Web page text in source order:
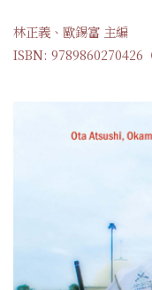
林正義、歐錫富 主編
ISBN: 9789860270426